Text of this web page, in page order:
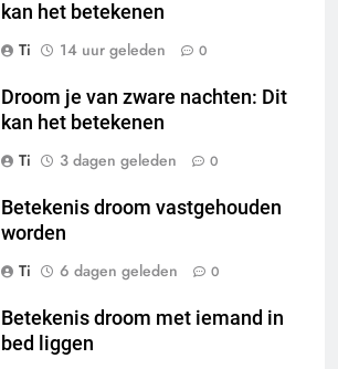
kan het betekenen
Ti
14 uur geleden 0
Droom je van zware nachten: Dit
kan het betekenen
Ti
3 dagen geleden 0
Betekenis droom vastgehouden
worden
Ti
6 dagen geleden 0
Betekenis droom met iemand in
bed liggen